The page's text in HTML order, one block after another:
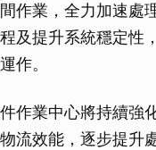
作業，全力加速處
及提升系統穩定性
作。
作業中心將持續強
流效能，逐步提升